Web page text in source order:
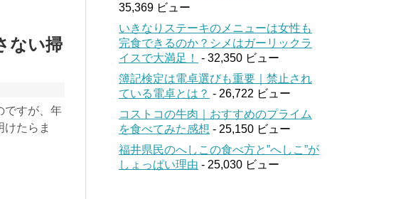
ない掃
ですが、年
たらま
35,369 ビュー
いきなりステーキのメニューは女性も
完食できるのか？シメはガーリックラ
イスで大満足！
- 32,350 ビュー
簿記検定は電卓選びも重要｜禁止され
ている電卓とは？ - 26,722 ビュー
コストコの牛肉｜おすすめのプライム
を食べてみた感想 - 25,150 ビュー
福井県民のへしこの食べ方と”へしこ”が
しょっぱい理由 - 25,030 ビュー